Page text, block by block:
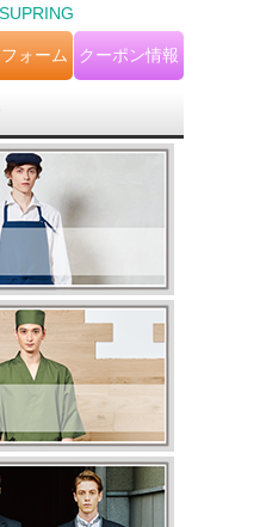
ォーム クーポン情報